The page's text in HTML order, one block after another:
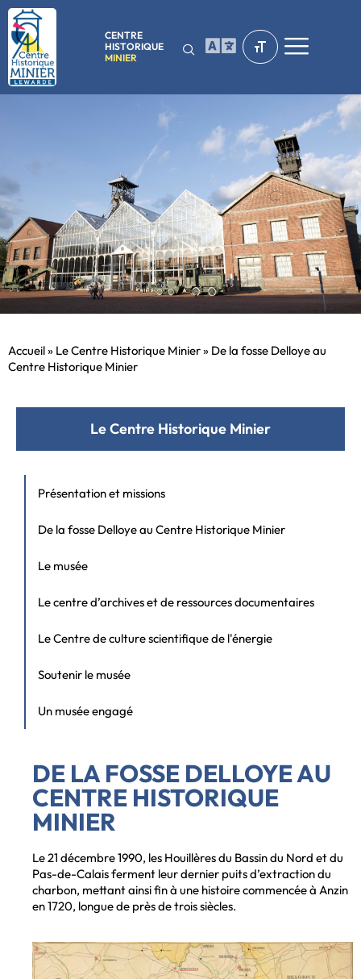
CENTRE
HISTORIQUE
MINIER
Accueil» Le Centre Historique Minier» De la fosse Delloye au
Centre Historique Minier
Le Centre Historique Minier
Présentation et missions
De la fosse Delloye au Centre Historique Minier
Le musée
Le centre d’archives et de ressources documentaires
Le Centre de culture scientifique de l'énergie
Soutenir le musée
Un musée engagé
DE LA FOSSE DELLOYE AU
CENTRE HISTORIQUE
MINIER
Le 21 décembre 1990, les Houillères du Bassin du Nord et du
Pas-de-Calais ferment leur dernier puits d’extraction du
charbon, mettant ainsi fin à une histoire commencée à Anzin
en 1720, longue de près de trois siècles.